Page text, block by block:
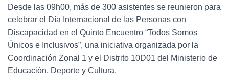
Desde las 09h00, más de 300 asistentes se reunieron para
celebrar el Día Internacional de las Personas con
Discapacidad en el Quinto Encuentro “Todos Somos
Únicos e Inclusivos”, una iniciativa organizada por la
Coordinación Zonal 1 y el Distrito 10D01 del Ministerio de
Educación, Deporte y Cultura.